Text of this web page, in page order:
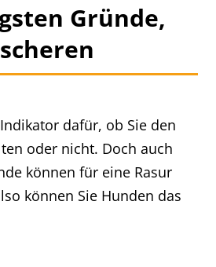
Gründe,
dafür, ob Sie den
oder nicht. Doch auch
können für eine Rasur
können Sie Hunden das